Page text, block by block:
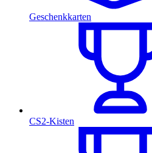
Geschenkkarten
CS2-Kisten